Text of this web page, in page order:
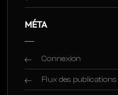
MÉTA
Connexion
Flux des publications